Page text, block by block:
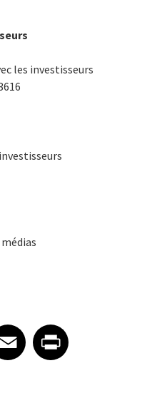
les investisseurs
article on Email
EmailShare article on Print